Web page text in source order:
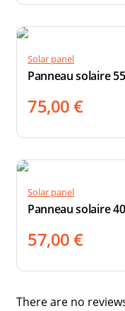
Solar panel
Panneau solaire
75,00€
Solar panel
Panneau solaire
57,00€
There are no